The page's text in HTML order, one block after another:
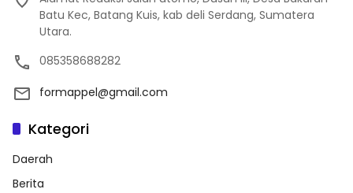
Batu Kec, Batang Kuis, kab deli Serdang, Sumatera
Utara.
085358688282
formappel@gmail.com
Kategori
Daerah
Berita